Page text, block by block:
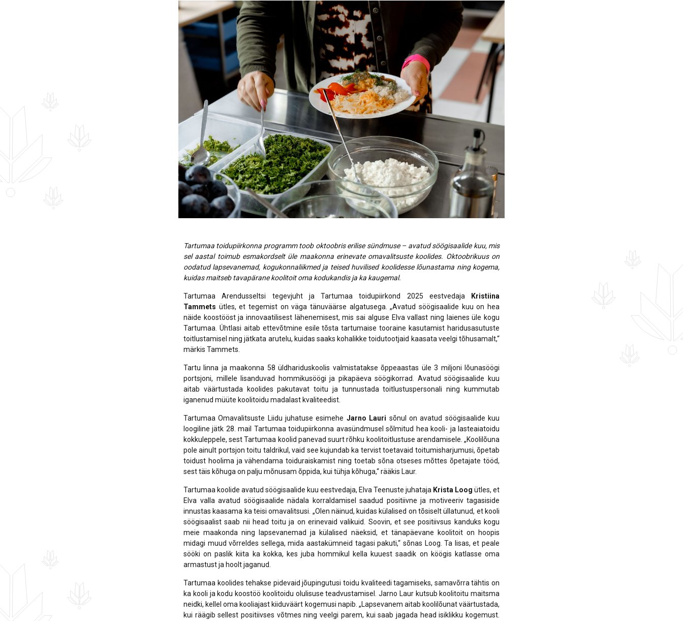
Sündmuste kalender
Lõppenud projektid
30 aastat Tartumaa
Omavalitsuste Liitu
ja heaoluprofiil 2021
Partnerid
Tartumaa loomerada
Toimunud
Arengusuunad
Tartumaa toidupiirkonna programm toob oktoobris erilise sündmuse – avatud söögisaalide kuu, mis
sel aastal toimub esmakordselt üle maakonna erinevate omavalitsuste koolides. Oktoobrikuus on
oodatud lapsevanemad, kogukonnaliikmed ja teised huvilised koolidesse lõunastama ning kogema,
kuidas maitseb tavapärane koolitoit oma kodukandis ja ka kaugemal.
Tartumaa Arendusseltsi tegevjuht ja Tartumaa toidupiirkond 2025 eestvedaja
Kristiina
Tammets ütles, et tegemist on väga tänuväärse algatusega. „Avatud söögisaalide kuu on hea
näide koostööst ja innovaatilisest lähenemisest, mis sai alguse Elva vallast ning laienes üle kogu
Tartumaa. Ühtlasi aitab ettevõtmine esile tõsta tartumaise tooraine kasutamist haridusasutuste
toitlustamisel ning jätkata arutelu, kuidas saaks kohalikke toidutootjaid kaasata veelgi tõhusamalt,“
märkis Tammets.
Tartu linna ja maakonna 58 üldhariduskoolis valmistatakse õppeaastas üle 3 miljoni lõunasöögi
portsjoni, millele lisanduvad hommikusöögi ja pikapäeva söögikorrad. Avatud söögisaalide kuu
aitab väärtustada koolides pakutavat toitu ja tunnustada toitlustuspersonali ning kummutab
iganenud müüte koolitoidu madalast kvaliteedist.
Tartumaa Omavalitsuste Liidu juhatuse esimehe Jarno Lauri sõnul on avatud söögisaalide kuu
loogiline jätk 28. mail Tartumaa toidupiirkonna avasündmusel sõlmitud hea kooli- ja lasteaiatoidu
kokkuleppele, sest Tartumaa koolid panevad suurt rõhku koolitoitlustuse arendamisele. „Koolilõuna
pole ainult portsjon toitu taldrikul, vaid see kujundab ka tervist toetavaid toitumisharjumusi, õpetab
toidust hoolima ja vähendama toiduraiskamist ning toetab sõna otseses mõttes õpetajate tööd,
sest täis kõhuga on palju mõnusam õppida, kui tühja kõhuga,“ rääkis Laur.
Tartumaa koolide avatud söögisaalide kuu eestvedaja, Elva Teenuste juhataja Krista Loog ütles, et
Elva valla avatud söögisaalide nädala korraldamisel saadud positiivne ja motiveeriv tagasiside
innustas kaasama ka teisi omavalitsusi. „Olen näinud, kuidas külalised on tõsiselt üllatunud, et kooli
söögisaalist saab nii head toitu ja on erinevaid valikuid. Soovin, et see positiivsus kanduks kogu
meie maakonda ning lapsevanemad ja külalised näeksid, et tänapäevane koolitoit on hoopis
midagi muud võrreldes sellega, mida aastakümneid tagasi pakuti,“ sõnas Loog. Ta lisas, et peale
sööki on paslik kiita ka kokka, kes juba hommikul kella kuuest saadik on köögis katlasse oma
armastust ja hoolt jaganud.
Tartumaa koolides tehakse pidevaid jõupingutusi toidu kvaliteedi tagamiseks, samavõrra tähtis on
ka kooli ja kodu koostöö koolitoidu olulisuse teadvustamisel. Jarno Laur kutsub koolitoitu maitsma
neidki, kellel oma kooliajast kiiduväärt kogemusi napib. „Lapsevanem aitab koolilõunat väärtustada,
kui räägib sellest positiivses võtmes ning veelgi parem, kui saab jagada head isiklikku kogemust.